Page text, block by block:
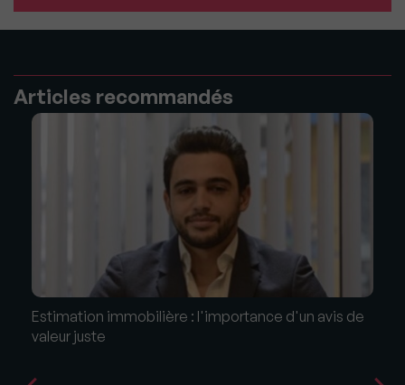
Articles recommandés
Estimation immobilière : l'importance d'un avis de
valeur juste